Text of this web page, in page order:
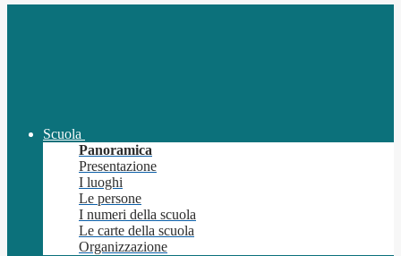
Scuola
Panoramica
Presentazione
I luoghi
Le persone
I numeri della scuola
Le carte della scuola
Organizzazione